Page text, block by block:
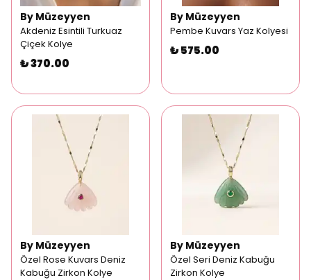
By Müzeyyen
Akdeniz Esintili Turkuaz
Çiçek Kolye
₺ 370.00
By Müzeyyen
Pembe Kuvars Yaz Kolyesi
₺ 575.00
By Müzeyyen
Özel Rose Kuvars Deniz
Kabuğu Zirkon Kolye
By Müzeyyen
Özel Seri Deniz Kabuğu
Zirkon Kolye